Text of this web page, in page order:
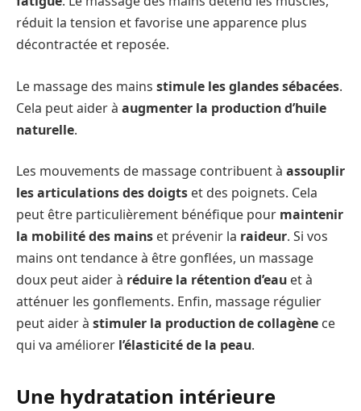
réduit la tension et favorise une apparence plus
décontractée et reposée.
Le massage des mains stimule les glandes sébacées.
Cela peut aider à augmenter la production d’huile
naturelle.
Les mouvements de massage contribuent à assouplir
les articulations des doigts et des poignets. Cela
peut être particulièrement bénéfique pour maintenir
la mobilité des mains et prévenir la raideur. Si vos
mains ont tendance à être gonflées, un massage
doux peut aider à réduire la rétention d’eau et à
atténuer les gonflements. Enfin, massage régulier
peut aider à stimuler la production de collagène ce
qui va améliorer l’élasticité de la peau.
Une hydratation intérieure